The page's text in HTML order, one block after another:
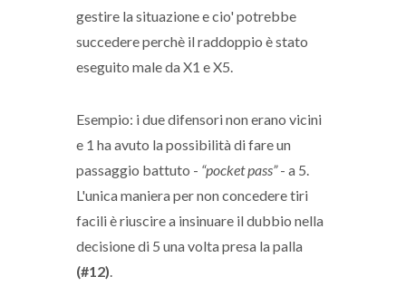
gestire la situazione e cio' potrebbe
succedere perchè il raddoppio è stato
eseguito male da X1 e X5.
Esempio: i due difensori non erano vicini
e 1 ha avuto la possibilità di fare un
passaggio battuto - “pocket pass”- a 5.
L'unica maniera per non concedere tiri
facili è riuscire a insinuare il dubbio nella
decisione di 5 una volta presa la palla
(#12)